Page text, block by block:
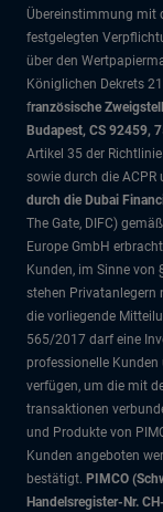
Übereinstimmung mit
festgelegten
über den
Königlichen Dekrets
französische
Budapest, CS 92459,
Artikel 35 der
sowie durch die ACPR
durch die Dubai
The Gate, DIFC)
Europe GmbH
Kunden, im Sinne von
stehen Privatanlegern
die vorliegende
565/2017 darf eine
professionelle
verfügen, um die mit
transaktionen
und Produkte von
Kunden angeboten
bestätigt. PIMCO
Handelsregister-Nr.